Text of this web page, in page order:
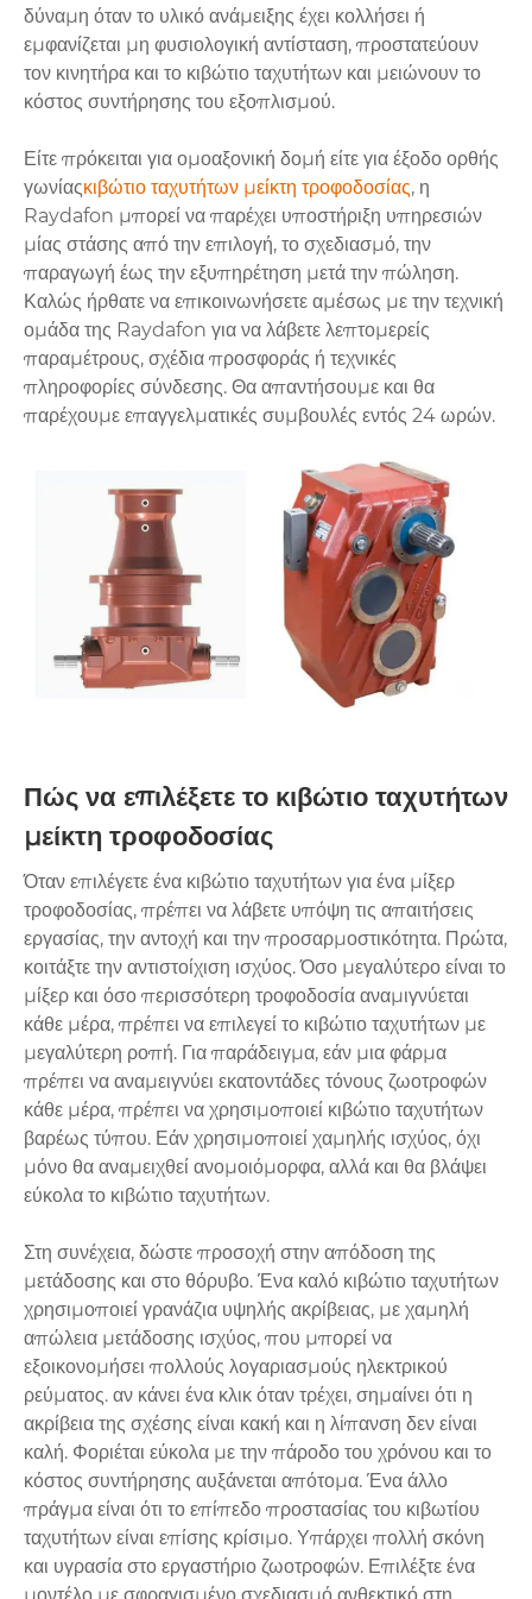
δύναμη όταν το υλικό ανάμειξης έχει κολλήσει ή
εμφανίζεται μη φυσιολογική αντίσταση, προστατεύουν
τον κινητήρα και το κιβώτιο ταχυτήτων και μειώνουν το
κόστος συντήρησης του εξοπλισμού.
Είτε πρόκειται για ομοαξονική δομή είτε για έξοδο ορθής
γωνίαςκιβώτιο ταχυτήτων μείκτη τροφοδοσίας, η
Raydafon μπορεί να παρέχει υποστήριξη υπηρεσιών
μίας στάσης από την επιλογή, το σχεδιασμό, την
παραγωγή έως την εξυπηρέτηση μετά την πώληση.
Καλώς ήρθατε να επικοινωνήσετε αμέσως με την τεχνική
ομάδα της Raydafon για να λάβετε λεπτομερείς
παραμέτρους, σχέδια προσφοράς ή τεχνικές
πληροφορίες σύνδεσης. Θα απαντήσουμε και θα
παρέχουμε επαγγελματικές συμβουλές εντός 24 ωρών.
Πώς να επιλέξετε το κιβώτιο ταχυτήτων
μείκτη τροφοδοσίας
Όταν επιλέγετε ένα κιβώτιο ταχυτήτων για ένα μίξερ
τροφοδοσίας, πρέπει να λάβετε υπόψη τις απαιτήσεις
εργασίας, την αντοχή και την προσαρμοστικότητα. Πρώτα,
κοιτάξτε την αντιστοίχιση ισχύος. Όσο μεγαλύτερο είναι το
μίξερ και όσο περισσότερη τροφοδοσία αναμιγνύεται
κάθε μέρα, πρέπει να επιλεγεί το κιβώτιο ταχυτήτων με
μεγαλύτερη ροπή. Για παράδειγμα, εάν μια φάρμα
πρέπει να αναμειγνύει εκατοντάδες τόνους ζωοτροφών
κάθε μέρα, πρέπει να χρησιμοποιεί κιβώτιο ταχυτήτων
βαρέως τύπου. Εάν χρησιμοποιεί χαμηλής ισχύος, όχι
μόνο θα αναμειχθεί ανομοιόμορφα, αλλά και θα βλάψει
εύκολα το κιβώτιο ταχυτήτων.
Στη συνέχεια, δώστε προσοχή στην απόδοση της
μετάδοσης και στο θόρυβο. Ένα καλό κιβώτιο ταχυτήτων
χρησιμοποιεί γρανάζια υψηλής ακρίβειας, με χαμηλή
απώλεια μετάδοσης ισχύος, που μπορεί να
εξοικονομήσει πολλούς λογαριασμούς ηλεκτρικού
ρεύματος. αν κάνει ένα κλικ όταν τρέχει, σημαίνει ότι η
ακρίβεια της σχέσης είναι κακή και η λίπανση δεν είναι
καλή. Φοριέται εύκολα με την πάροδο του χρόνου και το
κόστος συντήρησης αυξάνεται απότομα. Ένα άλλο
πράγμα είναι ότι το επίπεδο προστασίας του κιβωτίου
ταχυτήτων είναι επίσης κρίσιμο. Υπάρχει πολλή σκόνη
και υγρασία στο εργαστήριο ζωοτροφών. Επιλέξτε ένα